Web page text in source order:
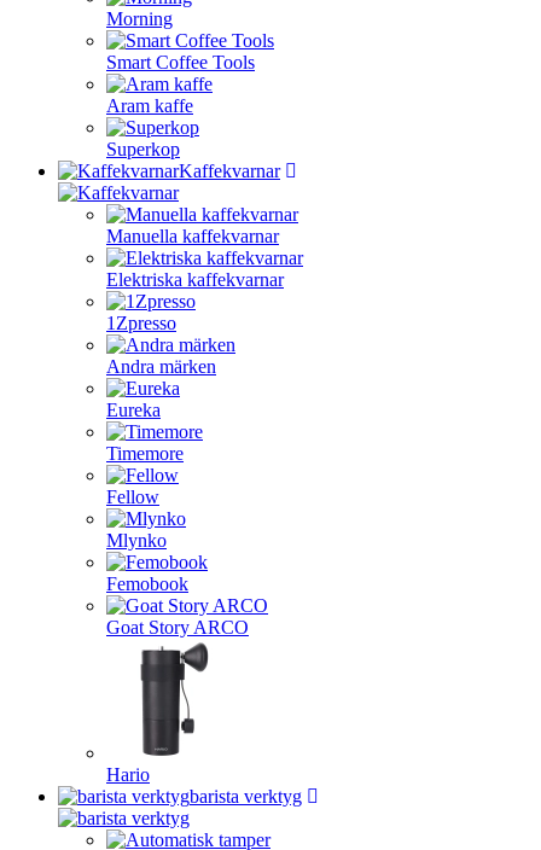
Morning
Smart Coffee Tools
Aram kaffe
Superkop
Kaffekvarnar
Manuella kaffekvarnar
Elektriska kaffekvarnar
1Zpresso
Andra märken
Eureka
Timemore
Fellow
Mlynko
Femobook
Goat Story ARCO
Hario
barista verktyg